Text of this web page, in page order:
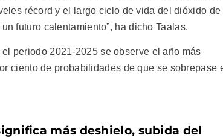
récord y el largo ciclo de vida del dióxido de
futuro calentamiento”, ha dicho Taalas.
periodo 2021-2025 se observe el año más
ciento de probabilidades de que se sobrepase
más deshielo, subida del